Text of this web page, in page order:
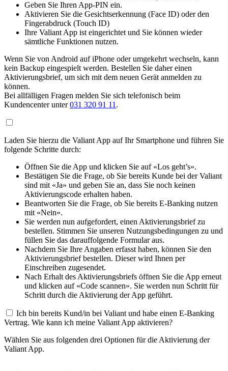
Geben Sie Ihren App-PIN ein.
Aktivieren Sie die Gesichtserkennung (Face ID) oder den
Fingerabdruck (Touch ID)
Ihre Valiant App ist eingerichtet und Sie können wieder
sämtliche Funktionen nutzen.
Wenn Sie von Android auf iPhone oder umgekehrt wechseln, kann
kein Backup eingespielt werden. Bestellen Sie daher einen
Aktivierungsbrief, um sich mit dem neuen Gerät anmelden zu
können.
Bei allfälligen Fragen melden Sie sich telefonisch beim
Kundencenter unter031 320 91 11 .
Laden Sie hierzu die Valiant App auf Ihr Smartphone und führen Sie
folgende Schritte durch:
Öffnen Sie die App und klicken Sie auf «Los geht’s».
Bestätigen Sie die Frage, ob Sie bereits Kunde bei der Valiant
sind mit «Ja» und geben Sie an, dass Sie noch keinen
Aktivierungscode erhalten haben.
Beantworten Sie die Frage, ob Sie bereits E-Banking nutzen
mit «Nein».
Sie werden nun aufgefordert, einen Aktivierungsbrief zu
bestellen. Stimmen Sie unseren Nutzungsbedingungen zu und
füllen Sie das darauffolgende Formular aus.
Nachdem Sie Ihre Angaben erfasst haben, können Sie den
Aktivierungsbrief bestellen. Dieser wird Ihnen per
Einschreiben zugesendet.
Nach Erhalt des Aktivierungsbriefs öffnen Sie die App erneut
und klicken auf «Code scannen». Sie werden nun Schritt für
Schritt durch die Aktivierung der App geführt.
Ich bin bereits Kund/in bei Valiant und habe einen E-Banking
Vertrag. Wie kann ich meine Valiant App aktivieren?
Wählen Sie aus folgenden drei Optionen für die Aktivierung der
Valiant App.